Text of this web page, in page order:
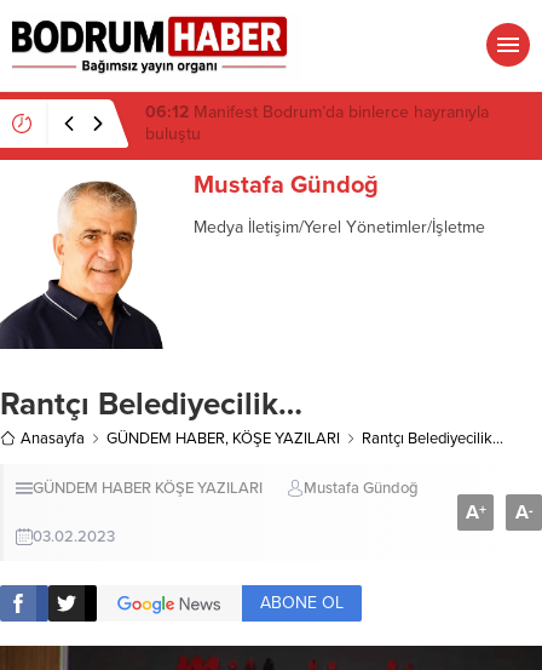
16:19Gümüşlük’te kıyı isyanı: Mandalinci hakkında
suç duyurusu
Mustafa Gündoğ
Medya İletişim/Yerel Yönetimler/İşletme
Rantçı Belediyecilik…
Anasayfa GÜNDEM HABER, KÖŞE YAZILARI Rantçı Belediyecilik…
GÜNDEM HABER KÖŞE YAZILARI Mustafa Gündoğ
03.02.2023
A+ A-
ABONE OL